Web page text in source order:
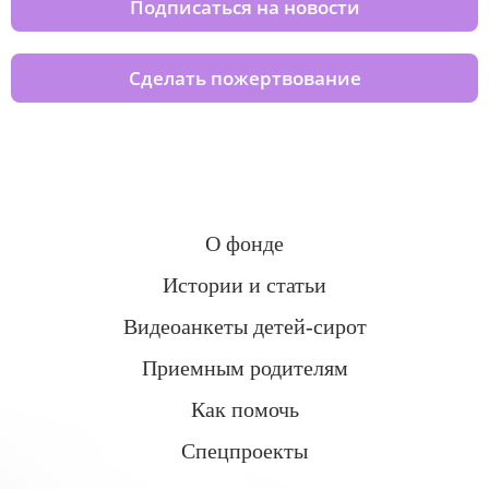
Подписаться на новости
Сделать пожертвование
О фонде
Истории и статьи
Видеоанкеты детей-сирот
Приемным родителям
Как помочь
Спецпроекты